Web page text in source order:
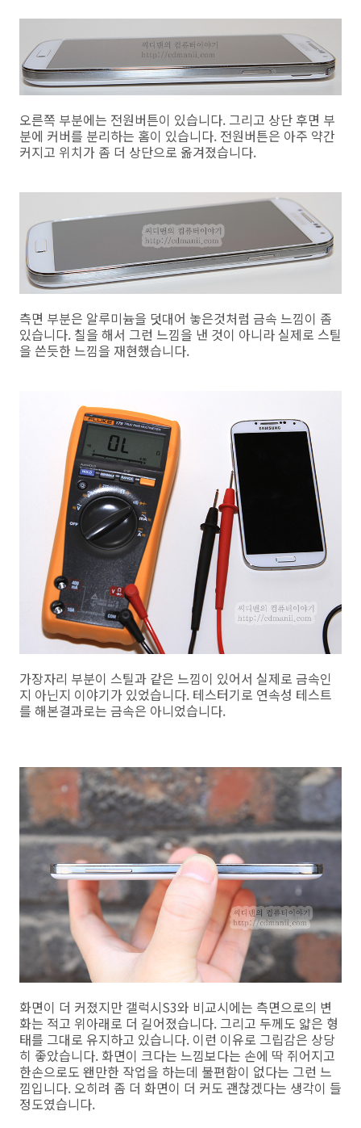
오른쪽 부분에는 전원버튼이 있습니다. 그리고 상단 후면 부
분에 커버를 분리하는 홈이 있습니다. 전원버튼은 아주 약간
커지고 위치가 좀 더 상단으로 옮겨졌습니다.
측면 부분은 알루미늄을 덧대어 놓은것처럼 금속 느낌이 좀
있습니다. 칠을 해서 그런 느낌을 낸 것이 아니라 실제로 스틸
을 쓴듯한 느낌을 재현했습니다.
가장자리 부분이 스틸과 같은 느낌이 있어서 실제로 금속인
지 아닌지 이야기가 있었습니다. 테스터기로 연속성 테스트
를 해본결과로는 금속은 아니었습니다.
화면이 더 커졌지만 갤럭시S3와 비교시에는 측면으로의 변
화는 적고 위아래로 더 길어졌습니다. 그리고 두께도 얇은 형
태를 그대로 유지하고 있습니다. 이런 이유로 그립감은 상당
히 좋았습니다. 화면이 크다는 느낌보다는 손에 딱 쥐어지고
한손으로도 왠만한 작업을 하는데 불편함이 없다는 그런 느
낌입니다. 오히려 좀 더 화면이 더 커도 괜찮겠다는 생각이 들
정도였습니다.